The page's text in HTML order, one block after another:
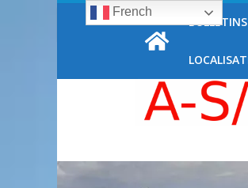
Passersamedi, 8 août, 2026
French